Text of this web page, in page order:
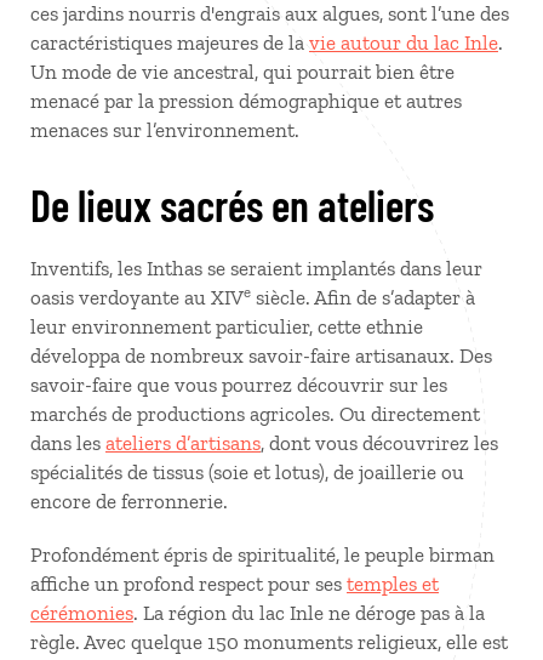
ces jardins nourris d'engrais aux algues, sont l’une des
caractéristiques majeures de la vie autour du lac Inle.
Un mode de vie ancestral, qui pourrait bien être
menacé par la pression démographique et autres
menaces sur l’environnement.
De lieux sacrés en ateliers
Inventifs, les Inthas se seraient implantés dans leur
oasis verdoyante au XIVe siècle. Afin de s’adapter à
leur environnement particulier, cette ethnie
développa de nombreux savoir-faire artisanaux. Des
savoir-faire que vous pourrez découvrir sur les
marchés de productions agricoles. Ou directement
dans les ateliers d’artisans, dont vous découvrirez les
spécialités de tissus (soie et lotus), de joaillerie ou
encore de ferronnerie.
Profondément épris de spiritualité, le peuple birman
affiche un profond respect pour ses temples et
cérémonies. La région du lac Inle ne déroge pas à la
règle. Avec quelque 150 monuments religieux, elle est